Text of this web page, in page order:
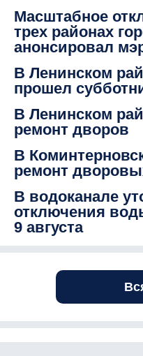
Масштабное
трех районах
анонсировал
В Ленинском
прошел
В Ленинском
ремонт дворов
В
ремонт
В водоканале
отключения
9 августа